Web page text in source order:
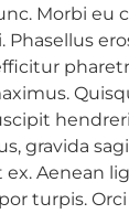
Morbi eu
Phasellus
gravida
Aenean
turpis.